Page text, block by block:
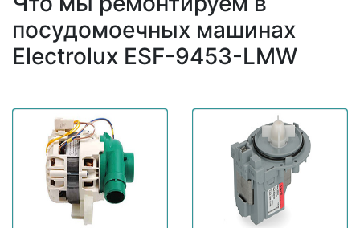
посудомоечных машинах
Electrolux ESF-9453-LMW